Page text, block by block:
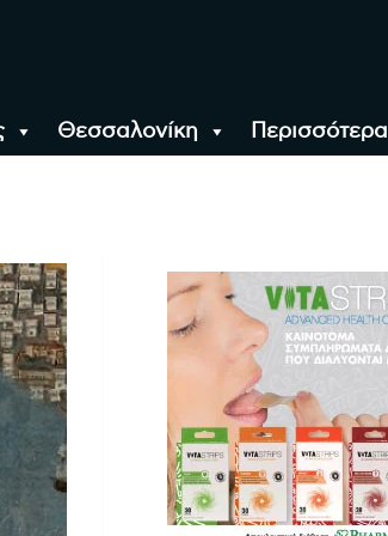
Θεσσαλονίκη Περισσότερα